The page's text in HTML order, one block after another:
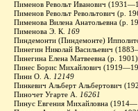
Пименов Револьт Иванович
Пименов Револьт Револьтович (р.
Пименова Вилена Анатольевна (р.
Пименова Э. К. 169
Пиндемонти (Пиндемонте)
Пинегин Николай Васильевич
Пинегина Елена Матвеевна (р.
Пинес Борис Михайлович
Пини О. А. 12149
Пинкевич Альберт Альбертович
Пиночет Угарте А. 16261
Пинус Евгения Михайловна